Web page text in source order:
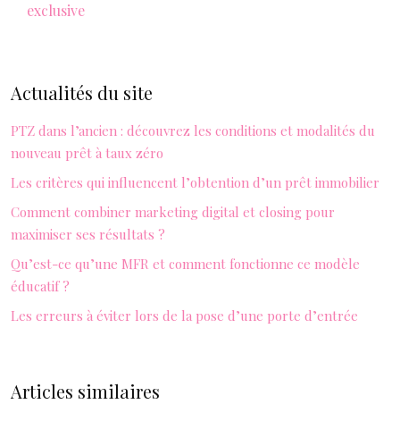
exclusive
Actualités du site
PTZ dans l’ancien : découvrez les conditions et modalités du
nouveau prêt à taux zéro
Les critères qui influencent l’obtention d’un prêt immobilier
Comment combiner marketing digital et closing pour
maximiser ses résultats ?
Qu’est-ce qu’une MFR et comment fonctionne ce modèle
éducatif ?
Les erreurs à éviter lors de la pose d’une porte d’entrée
Articles similaires